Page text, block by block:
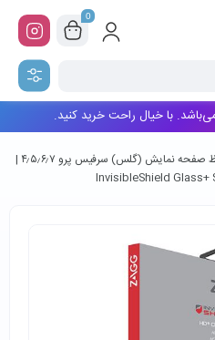
0
با خیال راحت خرید کنید.
محافظ صفحه نمایش (گلس) سرفیس پرو ۴٫۵٫۶٫۷ |
InvisibleShield Glass+